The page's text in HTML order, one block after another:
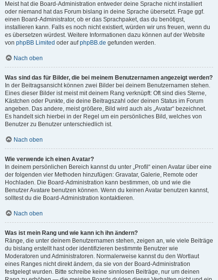
Meist hat die Board-Administration entweder deine Sprache nicht installiert
oder niemand hat das Forum bislang in deine Sprache übersetzt. Frage ggf.
einen Board-Administrator, ob er das Sprachpaket, das du benötigst,
installieren kann. Falls es noch nicht existiert, würden wir uns freuen, wenn du
es übersetzen würdest. Weitere Informationen dazu können auf der Website
von phpBB Limited oder aufphpBB.de gefunden werden.
Nach oben
Was sind das für Bilder, die bei meinem Benutzernamen angezeigt werden?
In der Beitragsansicht können zwei Bilder bei deinem Benutzernamen stehen.
Eines dieser Bilder ist meist mit deinem Rang verknüpft: Oft sind dies Sterne,
Kästchen oder Punkte, die deine Beitragszahl oder deinen Status im Forum
angeben. Das andere, meist größere, Bild wird auch als „Avatar“ bezeichnet.
Es handelt sich hierbei in der Regel um ein persönliches Bild, welches von
Benutzer zu Benutzer unterschiedlich ist.
Nach oben
Wie verwende ich einen Avatar?
In deinem persönlichen Bereich kannst du unter „Profil“ einen Avatar über eine
der folgenden vier Methoden hinzufügen: Gravatar, Galerie, Remote oder
Hochladen. Die Board-Administration kann bestimmen, ob und wie die
Benutzer Avatare benutzen können. Wenn du keinen Avatar benutzen kannst,
solltest du die Board-Administration kontaktieren.
Nach oben
Was ist mein Rang und wie kann ich ihn ändern?
Ränge, die unter deinem Benutzernamen stehen, zeigen an, wie viele Beiträge
du bislang erstellt hast oder identifizieren bestimmte Benutzer wie
Moderatoren und Administratoren. Normalerweise kannst du den Wortlaut
eines Ranges nicht direkt ändern, da sie von der Board-Administration
festgelegt wurden. Bitte schreibe keine sinnlosen Beiträge, nur um deinen